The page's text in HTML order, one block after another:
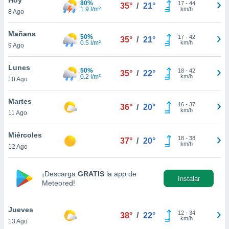
en
más
nuestra
de
aceptar
de
8 Ago
80%
1.9 l/m²
35° / 21° 17- 44
km/h
Mañana
9 Ago
50%
0.5 l/m²
35° / 21° 17- 42
km/h
Lunes
10 Ago
50%
0.2 l/m²
35° / 22° 18- 42
km/h
Martes
11 Ago
36° / 20° 16- 37
km/h
Miércoles
12 Ago
37° / 20° 18- 38
km/h
¡Descarga GRATIS la app de
Meteored!
Instalar
Jueves
13 Ago
38° / 22° 12- 34
km/h